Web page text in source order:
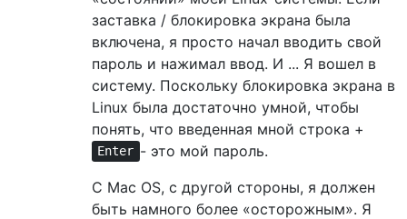
заставка / блокировка экрана была
включена, я просто начал вводить свой
пароль и нажимал ввод. И ... Я вошел в
систему. Поскольку блокировка экрана в
Linux была достаточно умной, чтобы
понять, что введенная мной строка +
Enter - это мой пароль.
С Mac OS, с другой стороны, я должен
быть намного более «осторожным». Я